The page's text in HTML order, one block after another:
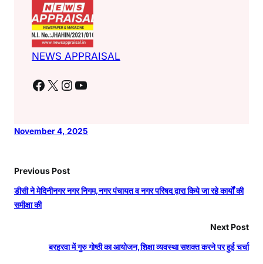
o
o
k
p
p
NEWS APPRAISAL
Facebook X Instagram YouTube
November 4, 2025
Previous Post
डीसी ने मेदिनीनगर नगर निगम,नगर पंचायत व नगर परिषद द्वारा किये जा रहे कार्यों की
समीक्षा की
Next Post
बरहरवा में गुरु गोष्ठी का आयोजन,शिक्षा व्यवस्था सशक्त करने पर हुई चर्चा